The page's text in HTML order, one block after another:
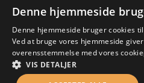
Denne hjemmeside
Denne hjemmeside bruger cookies
Ved at bruge vores hjemmeside
overensstemmelse med vores
VIS DETALJER